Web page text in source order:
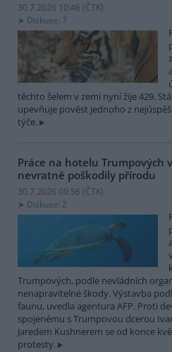
30.7.2026 10:46 (ČTK)
Diskuse: 7
těchto šelem v zemi nyní žije 429.
upevňuje pověst jednoho z
týče.
Práce na hotelu Trumpových
nevratně poškodily přírodu
30.7.2026 09:56 (ČTK)
Diskuse: 2
Trumpových, podle nevládních
nenapravitelné škody. Výstavba
faunu, uvedla agentura AFP. Proti
spojenému s Trumpovou dcerou
Jaredem Kushnerem se od konce
protesty.